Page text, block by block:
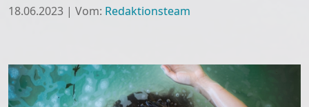
18.06.2023 | Vom: Redaktionsteam